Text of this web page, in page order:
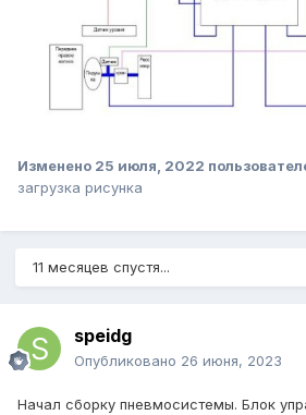
Изменено 25 июля, 2022
загрузка рисунка
11 месяцев спустя...
speidg
Опубликовано 26 июня, 2023
Начал сборку пневмосистемы. Блок